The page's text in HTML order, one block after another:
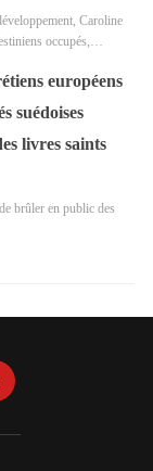
Caroline
occupés,…
européens
suédoises
livres saints
brûler en public des